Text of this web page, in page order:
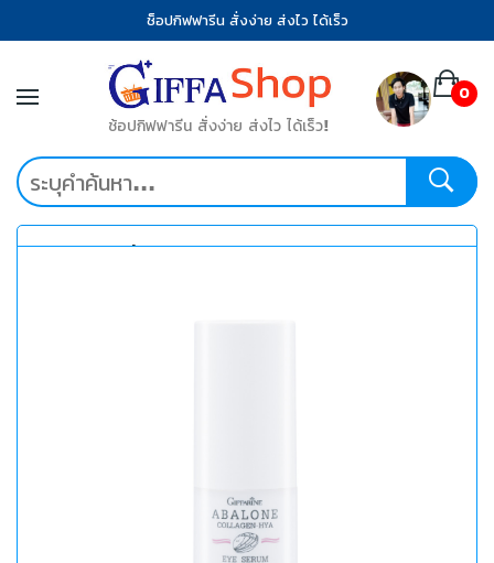
ช็อปกิฟฟารีน สั่งง่าย ส่งไว ได้เร็ว
ช้อปกิฟฟารีน สั่งง่าย ส่งไว ได้เร็ว!
0
หมวดหมู่ที่น่าสนใจ